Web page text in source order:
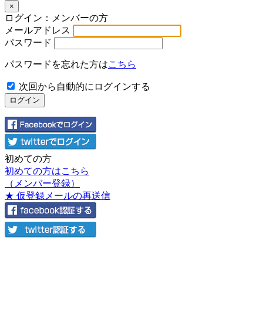
×
ログイン：メンバーの方
メールアドレス
パスワード
パスワードを忘れた方はこちら
次回から自動的にログインする
初めての方
初めての方はこちら
（メンバー登録）
★ 仮登録メールの再送信